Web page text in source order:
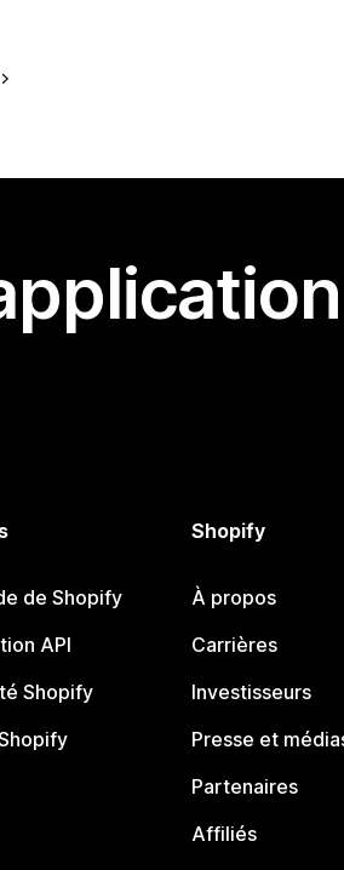
de Shopify
API
Shopify
Shopify
À propos
Carrières
Investisseurs
Presse et
Partenaires
Affiliés